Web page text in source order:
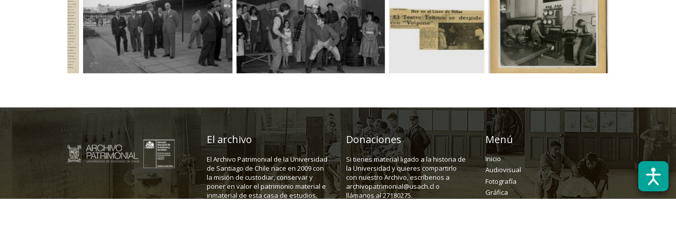
El archivo
El Archivo Patrimonial de la Universidad
de Santiago de Chile nace en 2009 con
la misión de custodiar, conservar y
poner en valor el patrimonio material e
inmaterial de esta casa de estudios.
Donaciones
Si tienes material ligado a la historia de
la Universidad y quieres compartirlo
con nuestro Archivo, escríbenos a
archivopatrimonial@usach.cl o
llámanos al 27180275.
Menú
Inicio
Audiovisual
Fotografía
Gráfica